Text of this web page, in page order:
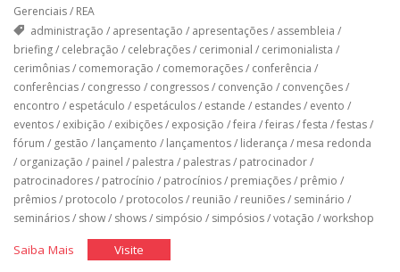
Gerenciais/ REA
administração / apresentação / apresentações/ assembleia /
briefing/ celebração / celebrações/ cerimonial / cerimonialista /
cerimônias/ comemoração / comemorações/ conferência /
conferências/ congresso / congressos/ convenção / convenções/
encontro / espetáculo / espetáculos/ estande / estandes/ evento /
eventos/ exibição / exibições/ exposição /feira /feiras/festa /festas/
fórum / gestão / lançamento / lançamentos/ liderança / mesa redonda
/ organização / painel / palestra / palestras/ patrocinador/
patrocinadores/ patrocínio / patrocínios/ premiações/ prêmio /
prêmios/ protocolo / protocolos/ reunião / reuniões/ seminário /
seminários/ show/ shows/ simpósio / simpósios/votação /workshop
Saiba Mais"Organização
Visite"Organização